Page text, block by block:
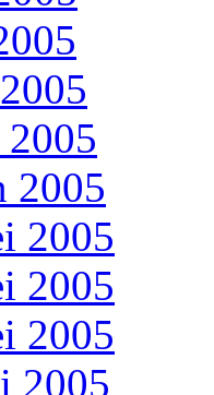
2005
2005
2005
2005
2005